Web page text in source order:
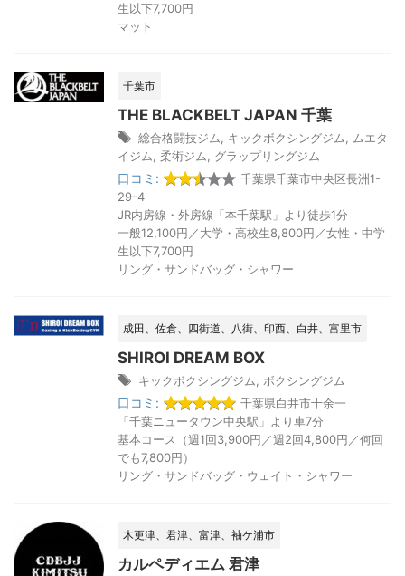
生以下7,700円
マット
千葉市
THE BLACKBELT JAPAN 千葉
総合格闘技ジム キックボクシングジム
ムエタ
イジム
柔術ジム グラップリングジム
口コミ:
千葉県千葉市中央区長洲1-
29-4
JR内房線・外房線「本千葉駅」より徒歩1分
一般12,100円／大学・高校生8,800円／女性・中学
生以下7,700円
リング・サンドバッグ・シャワー
成田、佐倉、四街道、八街、印西、白井、富里市
SHIROI DREAM BOX
キックボクシングジム ボクシングジム
口コミ:
千葉県白井市十余一
「千葉ニュータウン中央駅」より車7分
基本コース（週1回3,900円／週2回4,800円／何回
でも7,800円）
リング・サンドバッグ・ウェイト・シャワー
木更津、君津、富津、袖ケ浦市
カルペディエム 君津